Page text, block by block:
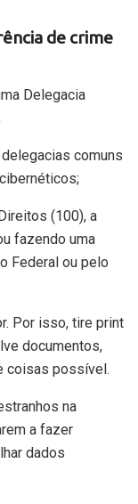
de crime
Delegacia
comuns
(100), a
fazendo uma
Federal ou pelo
Por isso, tire print
documentos,
coisas possível.
na
a fazer
dados